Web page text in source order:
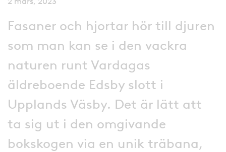
Fasaner och hjortar hör till djuren
som man kan se i den vackra
naturen runt Vardagas
äldreboende Edsby slott i
Upplands Väsby. Det är lätt att
ta sig ut i den omgivande
bokskogen via en unik träbana,